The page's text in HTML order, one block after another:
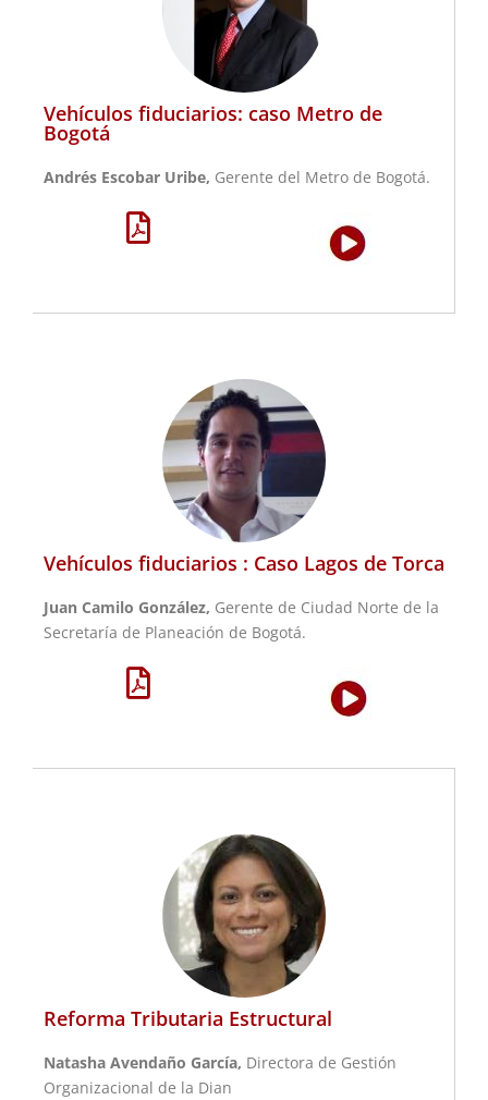
Vehículos fiduciarios: caso Metro de
Bogotá
Andrés Escobar Uribe, Gerente del Metro de Bogotá.
Vehículos fiduciarios : Caso Lagos de Torca
Juan Camilo González, Gerente de Ciudad Norte de la
Secretaría de Planeación de Bogotá.
Reforma Tributaria Estructural
Natasha Avendaño García, Directora de Gestión
Organizacional de la Dian